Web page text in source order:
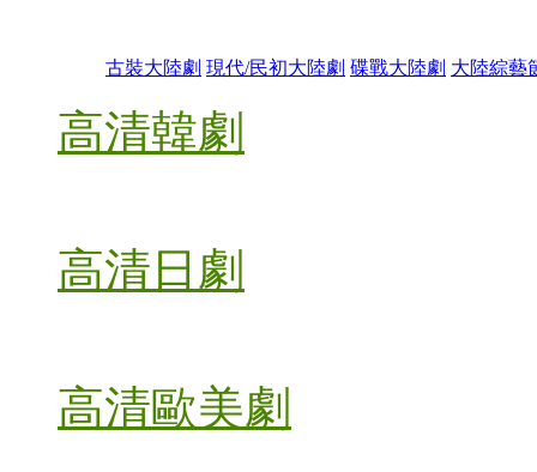
古裝大陸劇 現代/民初大陸劇 碟戰大陸劇 大陸綜藝
高清韓劇
高清日劇
高清歐美劇